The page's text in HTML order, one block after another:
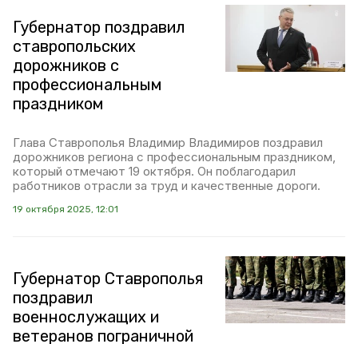
Губернатор поздравил
ставропольских
дорожников с
профессиональным
праздником
Глава Ставрополья Владимир Владимиров поздравил
дорожников региона с профессиональным праздником,
который отмечают 19 октября. Он поблагодарил
работников отрасли за труд и качественные дороги.
19 октября 2025, 12:01
Губернатор Ставрополья
поздравил
военнослужащих и
ветеранов пограничной